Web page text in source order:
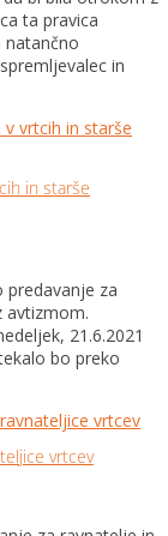
ta pravica
natančno
in
in starše
predavanje za
avtizmom.
21.6.2021
bo preko
vrtcev